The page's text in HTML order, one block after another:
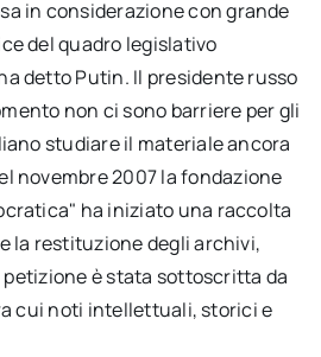
in considerazione con grande
del quadro legislativo
detto Putin. Il presidente russo
non ci sono barriere per gli
studiare il materiale ancora
novembre 2007 la fondazione
ha iniziato una raccolta
la restituzione degli archivi,
è stata sottoscritta da
cui noti intellettuali, storici e